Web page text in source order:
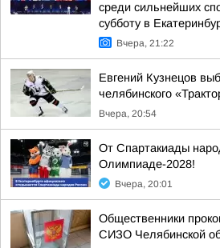
среди сильнейших
субботу в
Вчера, 21:22
Евгений Кузнецов
челябинского
Вчера, 20:54
От Спартакиады
Олимпиаде-2028!
Вчера, 20:01
Общественники
СИЗО Челябинской